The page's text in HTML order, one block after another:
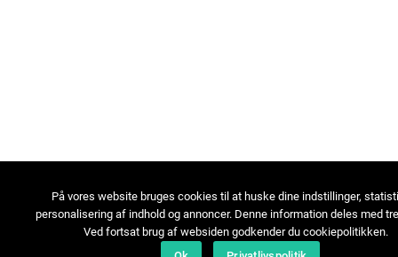
På vores website bruges cookies til at huske dine indstillinger,
personalisering af indhold og annoncer. Denne information deles med
Ved fortsat brug af websiden godkender du cookiepolitikken.